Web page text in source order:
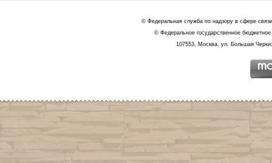
© Федеральная служба по надзору в сфере
© Федеральное государственное
107553, Москва, ул. Большая